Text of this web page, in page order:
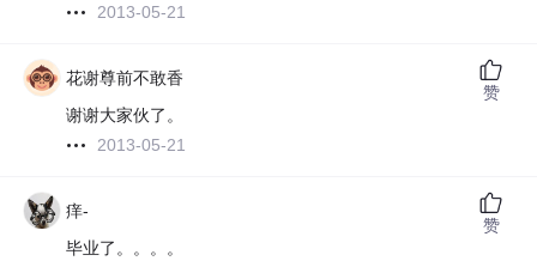
2013-05-21
花谢尊前不敢香
谢谢大家伙了。
2013-05-21
赞
痒-
毕业了。。。。
赞